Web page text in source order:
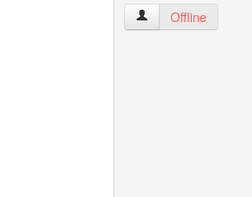
guadagnafree Profilo
Offline